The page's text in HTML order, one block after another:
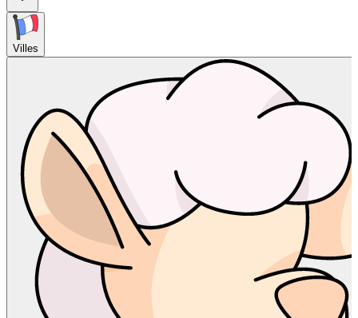
Villes